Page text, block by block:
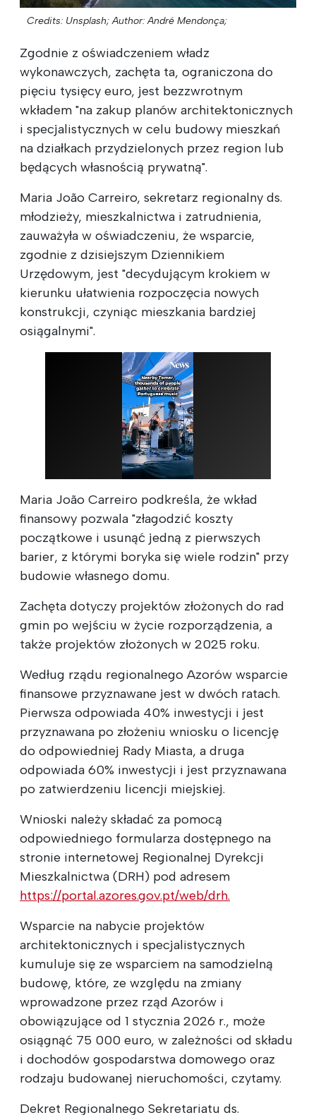
Credits: Unsplash; Author: André Mendonça;
Zgodnie z oświadczeniem władz
wykonawczych, zachęta ta, ograniczona do
pięciu tysięcy euro, jest bezzwrotnym
wkładem "na zakup planów architektonicznych
i specjalistycznych w celu budowy mieszkań
na działkach przydzielonych przez region lub
będących własnością prywatną".
Maria João Carreiro, sekretarz regionalny ds.
młodzieży, mieszkalnictwa i zatrudnienia,
zauważyła w oświadczeniu, że wsparcie,
zgodnie z dzisiejszym Dziennikiem
Urzędowym, jest "decydującym krokiem w
kierunku ułatwienia rozpoczęcia nowych
konstrukcji, czyniąc mieszkania bardziej
osiągalnymi".
Maria João Carreiro podkreśla, że wkład
finansowy pozwala "złagodzić koszty
początkowe i usunąć jedną z pierwszych
barier, z którymi boryka się wiele rodzin" przy
budowie własnego domu.
Zachęta dotyczy projektów złożonych do rad
gmin po wejściu w życie rozporządzenia, a
także projektów złożonych w 2025 roku.
Według rządu regionalnego Azorów wsparcie
finansowe przyznawane jest w dwóch ratach.
Pierwsza odpowiada 40% inwestycji i jest
przyznawana po złożeniu wniosku o licencję
do odpowiedniej Rady Miasta, a druga
odpowiada 60% inwestycji i jest przyznawana
po zatwierdzeniu licencji miejskiej.
Wnioski należy składać za pomocą
odpowiedniego formularza dostępnego na
stronie internetowej Regionalnej Dyrekcji
Mieszkalnictwa (DRH) pod adresem
https://portal.azores.gov.pt/web/drh.
Wsparcie na nabycie projektów
architektonicznych i specjalistycznych
kumuluje się ze wsparciem na samodzielną
budowę, które, ze względu na zmiany
wprowadzone przez rząd Azorów i
obowiązujące od 1 stycznia 2026 r., może
osiągnąć 75 000 euro, w zależności od składu
i dochodów gospodarstwa domowego oraz
rodzaju budowanej nieruchomości, czytamy.
Dekret Regionalnego Sekretariatu ds.